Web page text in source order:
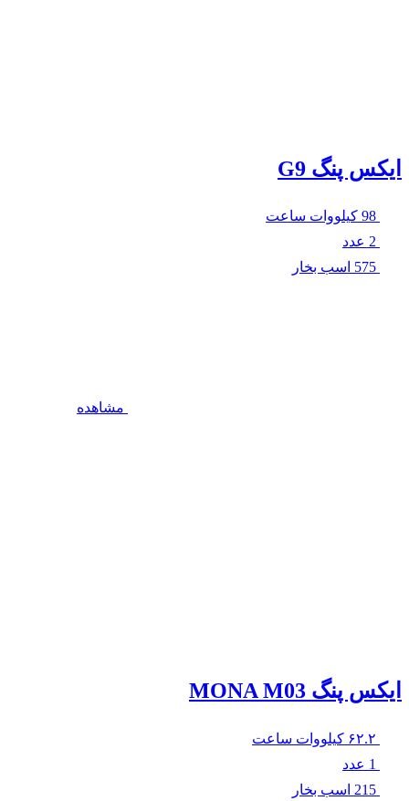
ایکس پنگ G9
98 کیلووات ساعت
2 عدد
575 اسب بخار
مشاهده
ایکس پنگ MONA M03
۶۲.۲ کیلووات‌ ساعت
1 عدد
215 اسب بخار